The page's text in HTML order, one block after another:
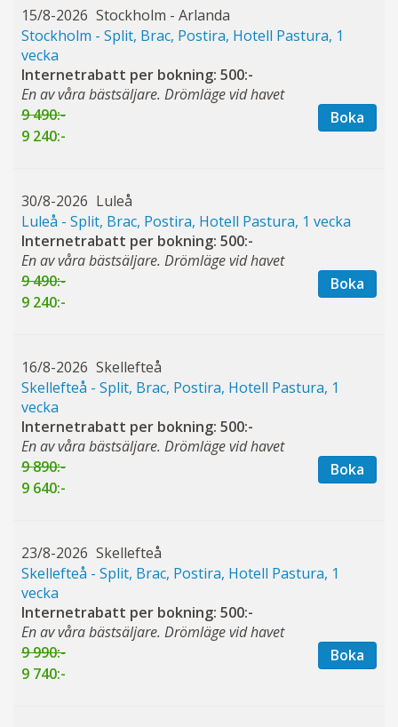
15/8-2026 Stockholm - Arlanda
Stockholm - Split, Brac, Postira, Hotell Pastura, 1
vecka
Internetrabatt per bokning: 500:-
En av våra bästsäljare. Drömläge vid havet
9 490:-
9 240:-
Boka
30/8-2026 Luleå
Luleå - Split, Brac, Postira, Hotell Pastura, 1 vecka
Internetrabatt per bokning: 500:-
En av våra bästsäljare. Drömläge vid havet
9 490:-
9 240:-
Boka
16/8-2026 Skellefteå
Skellefteå - Split, Brac, Postira, Hotell Pastura, 1
vecka
Internetrabatt per bokning: 500:-
En av våra bästsäljare. Drömläge vid havet
9 890:-
9 640:-
Boka
23/8-2026 Skellefteå
Skellefteå - Split, Brac, Postira, Hotell Pastura, 1
vecka
Internetrabatt per bokning: 500:-
En av våra bästsäljare. Drömläge vid havet
9 990:-
9 740:-
Boka